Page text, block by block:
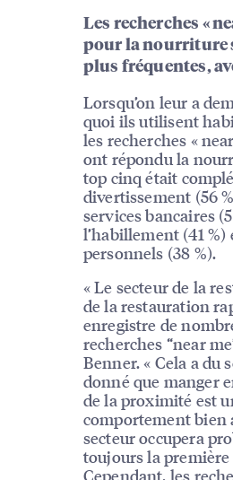
Les recherches «
pour la nourriture
plus fréquentes,
Lorsqu’on leur a
quoi ils utilisent
les recherches «
ont répondu la
top cinq était
divertissement (56
services bancaires
l’habillement (41 %)
personnels (38 %).
« Le secteur de la
de la restauration
enregistre de
recherches “near
Benner. « Cela a du
donné que manger
de la proximité est
comportement bien
secteur occupera
toujours la première
Cependant, les